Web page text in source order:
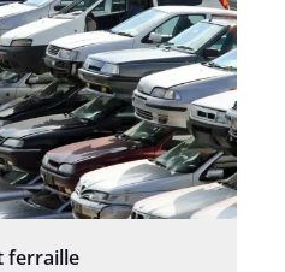
ferraille